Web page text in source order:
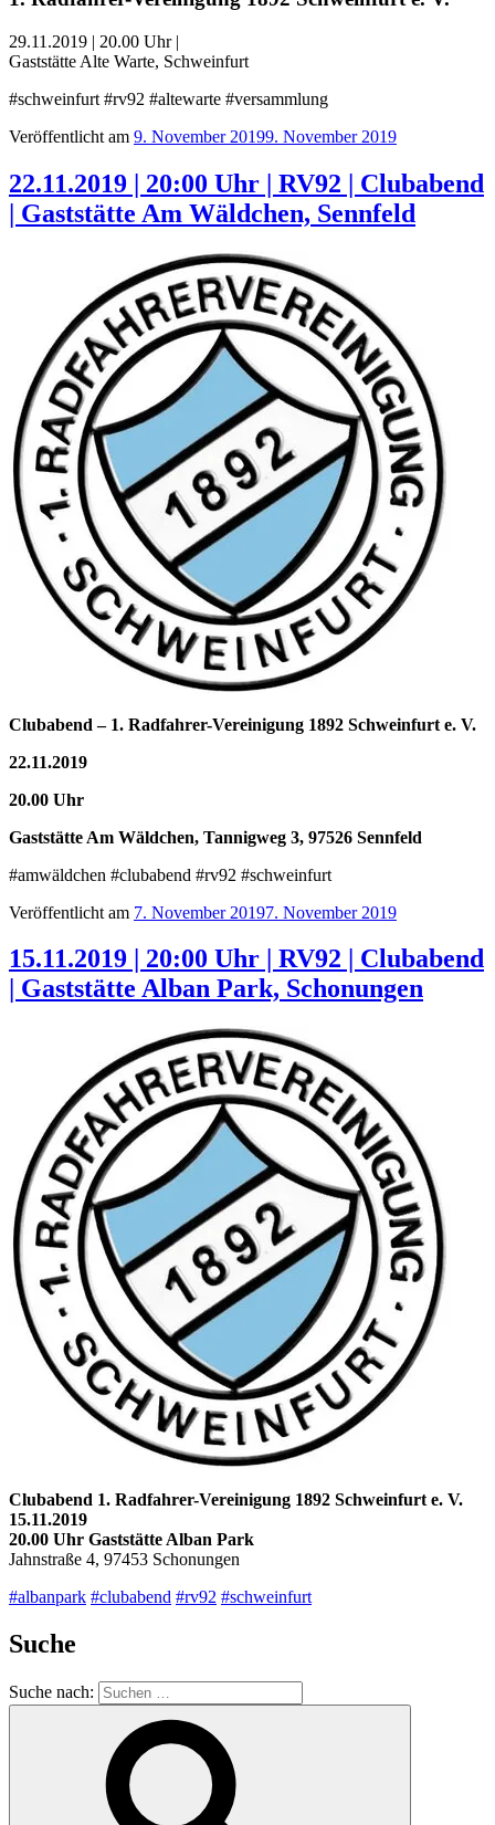
29.11.2019 | 20.00 Uhr |
Gaststätte Alte Warte, Schweinfurt
#schweinfurt #rv92 #altewarte #versammlung
Veröffentlicht am 9. November 20199. November 2019
22.11.2019 | 20:00 Uhr | RV92 | Clubabend
| Gaststätte Am Wäldchen, Sennfeld
Clubabend – 1. Radfahrer-Vereinigung 1892 Schweinfurt e. V.
22.11.2019
20.00 Uhr
Gaststätte Am Wäldchen, Tannigweg 3, 97526 Sennfeld
‪#amwäldchen‬ #clubabend #rv92 #schweinfurt
Veröffentlicht am 7. November 20197. November 2019
15.11.2019 | 20:00 Uhr | RV92 | Clubabend
| Gaststätte Alban Park, Schonungen
Clubabend 1. Radfahrer-Vereinigung 1892 Schweinfurt e. V.
15.11.2019
20.00 Uhr Gaststätte Alban Park
Jahnstraße 4, 97453 Schonungen
#albanpark #clubabend #rv92 #schweinfurt
Suche
Suche nach: